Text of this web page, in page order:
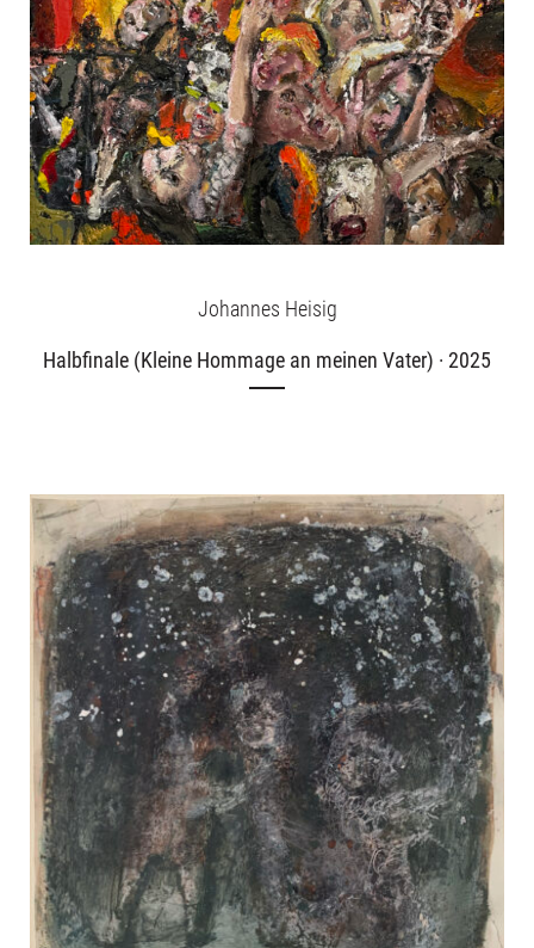
Ausstellungen
Unsere Angebote
Aktuelles
Johannes Heisig
Halbfinale (Kleine Hommage an meinen Vater) · 2025